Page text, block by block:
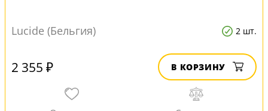
Lucide (Бельгия) 2 шт.
2 355 ₽ В КОРЗИНУ